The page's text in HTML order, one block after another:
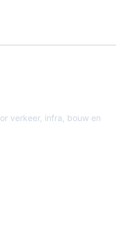
verkeer, infra, bouw en